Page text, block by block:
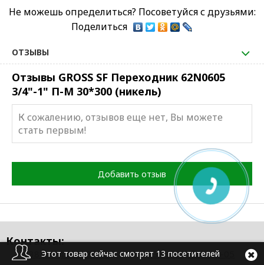
Не можешь определиться? Посоветуйся с друзьями:
Поделиться
ОТЗЫВЫ
Отзывы GROSS SF Переходник 62N0605
3/4"-1" П-М 30*300 (никель)
К сожалению, отзывов еще нет, Вы можете
стать первым!
Добавить отзыв
Контакты:
+38 (044) 585-29-41
+38 (093) 621-23-05
Этот товар сейчас смотрят 13 посетителей